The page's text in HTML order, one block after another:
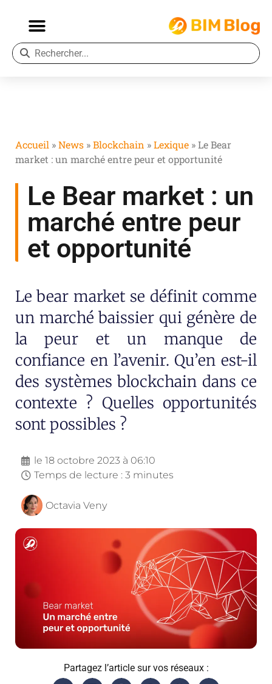
Accueil »News »Blockchain »Lexique »Le Bear
market : un marché entre peur et opportunité
Le Bear market : un
marché entre peur
et opportunité
Le bear market se définit comme
un marché baissier qui génère de
la peur et un manque de
confiance en l’avenir. Qu’en est-il
des systèmes blockchain dans ce
contexte ? Quelles opportunités
sont possibles ?
le 18 octobre 2023 à 06:10
Temps de lecture : 3 minutes
Octavia Veny
Partagez l’article sur vos réseaux :